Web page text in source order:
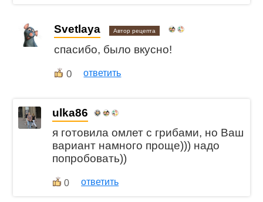
Svetlaya Автор рецепта
спасибо, было вкусно!
0 ответить
ulka86
я готовила омлет с грибами, но Ваш
вариант намного проще))) надо
попробовать))
0 ответить